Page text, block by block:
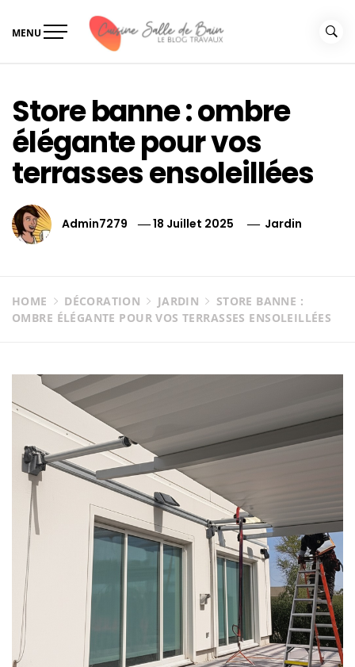
MENU
Store banne : ombre
élégante pour vos
terrasses ensoleillées
Admin7279 18 Juillet 2025 Jardin
HOME DÉCORATION JARDIN
STORE BANNE :
OMBRE ÉLÉGANTE POUR VOS TERRASSES ENSOLEILLÉES